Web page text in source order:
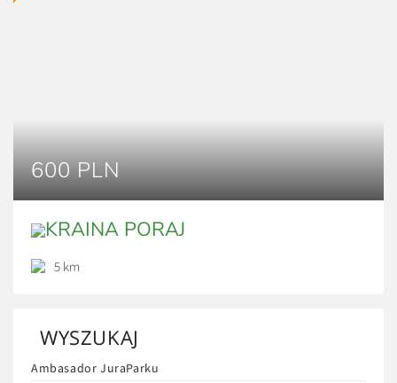
600 PLN
KRAINA PORAJ
5 km
WYSZUKAJ
Ambasador JuraParku